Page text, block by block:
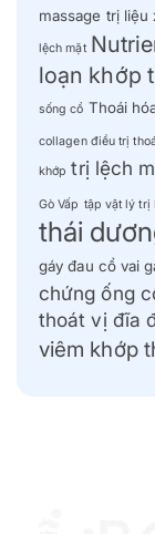
massage trị liệu
lệch mặt
loạn khớp
sống cổ Thoái
collagen điều trị
khớp trị lệch
Gò Vấp tập vật lý trị
thái
gáy đau cổ vai
chứng ống
thoát vị đĩa
viêm khớp